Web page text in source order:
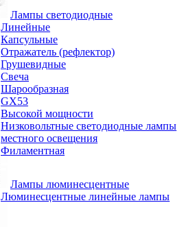
Лампы светодиодные
Линейные
Капсульные
Отражатель (рефлектор)
Грушевидные
Свеча
Шарообразная
GX53
Высокой мощности
Низковольтные светодиодные лампы
местного освещения
Филаментная
Лампы люминесцентные
Люминесцентные линейные лампы